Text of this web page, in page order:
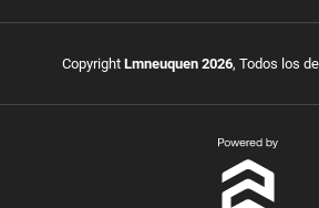
Copyright Lmneuquen 2026, Todos los